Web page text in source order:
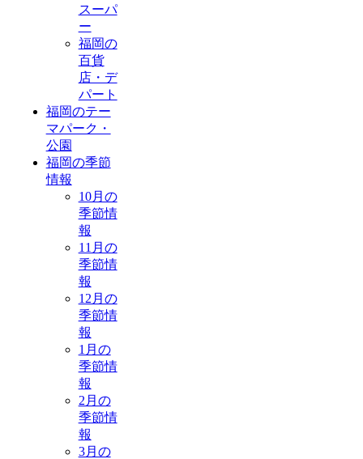
スーパ
ー
福岡の
百貨
店・デ
パート
福岡のテー
マパーク・
公園
福岡の季節
情報
10月の
季節情
報
11月の
季節情
報
12月の
季節情
報
1月の
季節情
報
2月の
季節情
報
3月の